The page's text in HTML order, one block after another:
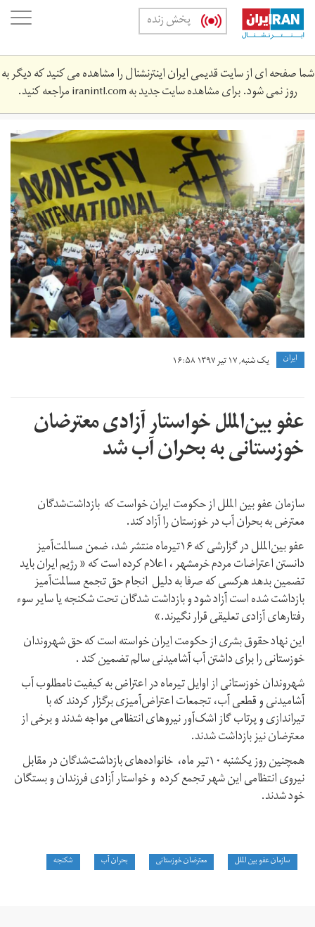
Skip
main
content
پخش زنده
شما صفحه ای از سایت قدیمی ایران اینترنشنال را مشاهده می کنید که دیگر به
روز نمی شود. برای مشاهده سایت جدید بهiranintl.comمراجعه کنید.
3.jpg
ايران یک شنبه, ۱۷ تیر ۱۳۹۷ ۱۶:۵۸
عفو بین‌الملل خواستار آزادی معترضان
خوزستانی به بحران آب شد
سازمان عفو بین الملل از حکومت ایران خواست که بازداشت‌شدگان
معترض به بحران آب در خوزستان را آزاد کند.
عفو بین‌الملل در گزارشی که ۱۶تیرماه منتشر شد، ضمن مسالمت‌آمیز
دانستن اعتراضات مردم خرمشهر ، اعلام کرده است که « رژیم ایران باید
تضمین بدهد هرکسی که صرفا به دلیل انجام حق تجمع مسالمت‌آمیز
بازداشت شده است آزاد شود و بازداشت شدگان تحت شکنجه یا سایر سوء
رفتارهای آزادی تعلیقی قرار نگیرند.»
این نهاد حقوق بشری از حکومت ایران خواسته است که حق شهروندان
خوزستانی را برای داشتن آب آشامیدنی سالم تضمین کند .
شهروندان خوزستانی از اوایل تیرماه در اعتراض به کیفیت نامطلوب آب
آشامیدنی و قطعی آب، تجمعات اعتراض‌آمیزی برگزار کردند که با
تیراندازی و پرتاب گاز اشک‌آور نیروهای انتظامی مواجه شدند و برخی از
معترضان نیز بازداشت شدند.
همچنین روز یکشنبه ۱۰تیر ماه، خانواده‌های بازداشت‌شدگان در مقابل
نیروی انتظامی این شهر تجمع کرده و خواستار آزادی فرزندان و بستگان
خود شدند.
سازمان عفو بین الملل معترضان خوزستانی بحران آب شکنجه